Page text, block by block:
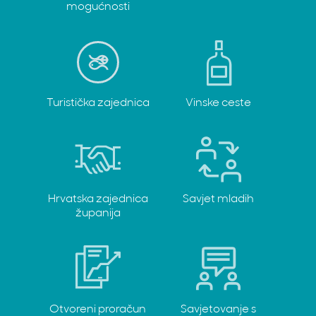
mogućnosti
Turistička zajednica Vinske ceste
Hrvatska zajednica
županija
Savjet mladih
Otvoreni proračun
Savjetovanje s